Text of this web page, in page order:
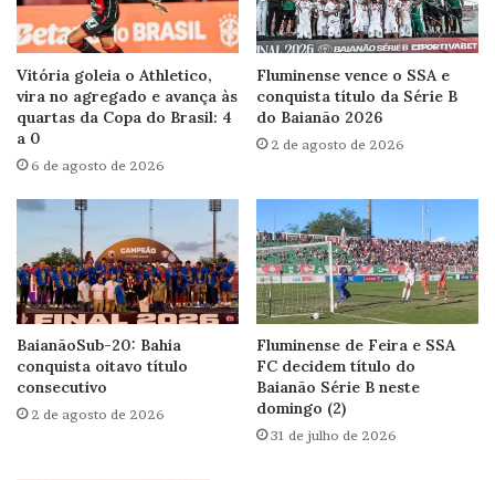
Vitória goleia o Athletico,
vira no agregado e avança às
quartas da Copa do Brasil: 4
a 0
6 de agosto de 2026
Fluminense vence o SSA e
conquista título da Série B
do Baianão 2026
2 de agosto de 2026
BaianãoSub-20: Bahia
conquista oitavo título
consecutivo
2 de agosto de 2026
Fluminense de Feira e SSA
FC decidem título do
Baianão Série B neste
domingo (2)
31 de julho de 2026